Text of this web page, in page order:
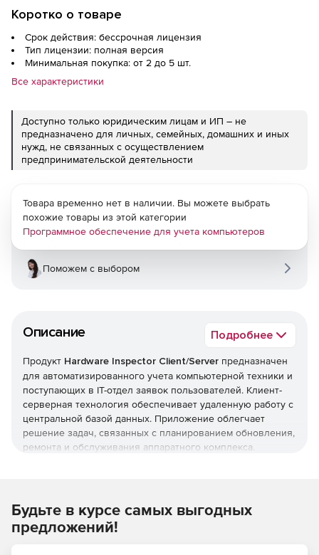
Коротко о товаре
Срок действия: бессрочная лицензия
Тип лицензии: полная версия
Минимальная покупка: от 2 до 5 шт.
Все характеристики
Доступно только юридическим лицам и ИП – не
предназначено для личных, семейных, домашних и иных
нужд, не связанных с осуществлением
предпринимательской деятельности
Описание Подробнее
Продукт Hardware Inspector Client/Server предназначен
для автоматизированного учета компьютерной техники и
поступающих в IT-отдел заявок пользователей. Клиент-
серверная технология обеспечивает удаленную работу с
центральной базой данных. Приложение облегчает
решение задач, связанных с планированием обновления,
ремонта и обслуживания аппаратного комплекса.
Для каждого устройства создается документ, в котором
Товара временно нет в наличии. Вы можете выбрать
похожие товары из этой категории
Программное обеспечение для учета компьютеров
Поможем с выбором
Будьте в курсе самых выгодных
предложений!